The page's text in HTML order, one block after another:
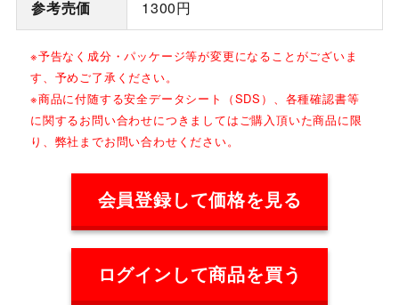
参考売価 1300円
※予告なく成分・パッケージ等が変更になることがございま
す、予めご了承ください。
※商品に付随する安全データシート（SDS）、各種確認書等
に関するお問い合わせにつきましてはご購入頂いた商品に限
り、弊社までお問い合わせください。
会員登録して価格を見る
ログインして商品を買う